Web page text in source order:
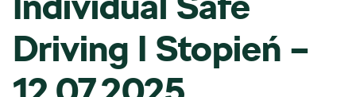
Driving I Stopień –